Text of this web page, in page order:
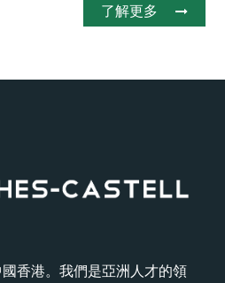
了解更多
香港。我們是亞洲人才的領